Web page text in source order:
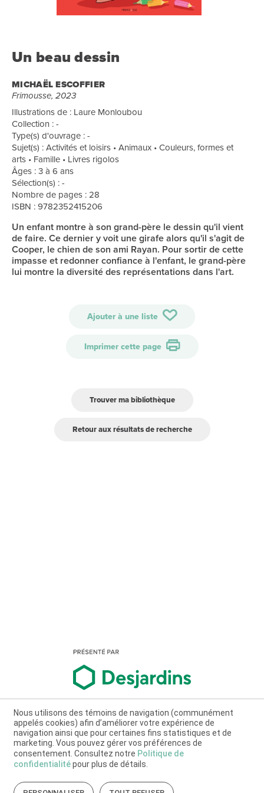
Un beau dessin
MICHAËL ESCOFFIER
Frimousse, 2023
Illustrations de : Laure Monloubou
Collection : -
Type(s) d'ouvrage : -
Sujet(s) : Activités et loisirs • Animaux • Couleurs, formes et
arts • Famille • Livres rigolos
Âges : 3 à 6 ans
Sélection(s) : -
Nombre de pages : 28
ISBN : 9782352415206
Un enfant montre à son grand-père le dessin qu'il vient
de faire. Ce dernier y voit une girafe alors qu'il s'agit de
Cooper, le chien de son ami Rayan. Pour sortir de cette
impasse et redonner confiance à l'enfant, le grand-père
lui montre la diversité des représentations dans l'art.
Ajouter à une liste
Imprimer cette page
Trouver ma bibliothèque
Retour aux résultats de recherche
Nous utilisons des témoins de navigation (communément
appelés cookies) afin d’améliorer votre expérience de
navigation ainsi que pour certaines fins statistiques et de
marketing. Vous pouvez gérer vos préférences de
consentement. Consultez notre Politique de
confidentialitépour plus de détails.